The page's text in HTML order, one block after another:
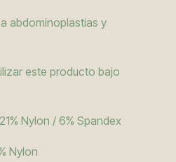
abdominoplastias y
este producto bajo
Nylon / 6% Spandex
Nylon